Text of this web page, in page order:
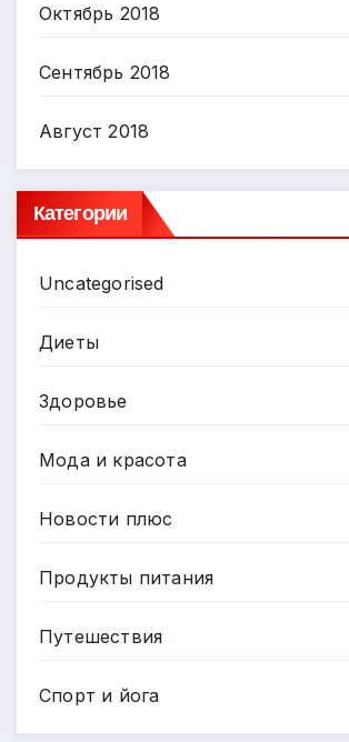
Октябрь 2018
Сентябрь 2018
Август 2018
Категории
Uncategorised
Диеты
Здоровье
Мода и красота
Новости плюс
Продукты питания
Путешествия
Спорт и йога